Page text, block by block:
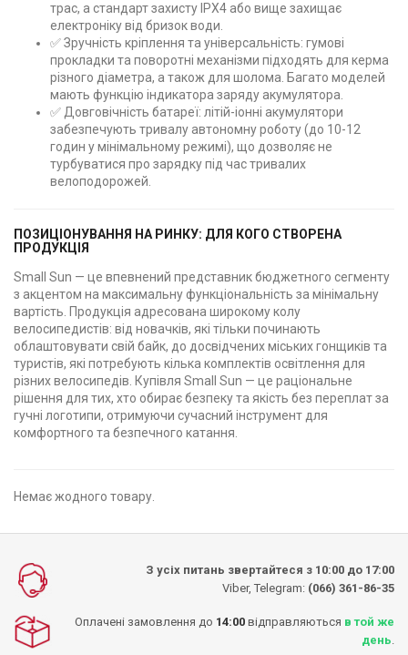
трас, а стандарт захисту IPX4 або вище захищає
електроніку від бризок води.
✅ Зручність кріплення та універсальність: гумові
прокладки та поворотні механізми підходять для керма
різного діаметра, а також для шолома. Багато моделей
мають функцію індикатора заряду акумулятора.
✅ Довговічність батареї: літій-іонні акумулятори
забезпечують тривалу автономну роботу (до 10-12
годин у мінімальному режимі), що дозволяє не
турбуватися про зарядку під час тривалих
велоподорожей.
ПОЗИЦІОНУВАННЯ НА РИНКУ: ДЛЯ КОГО СТВОРЕНА
ПРОДУКЦІЯ
Small Sun — це впевнений представник бюджетного сегменту
з акцентом на максимальну функціональність за мінімальну
вартість. Продукція адресована широкому колу
велосипедистів: від новачків, які тільки починають
облаштовувати свій байк, до досвідчених міських гонщиків та
туристів, які потребують кілька комплектів освітлення для
різних велосипедів. Купівля Small Sun — це раціональне
рішення для тих, хто обирає безпеку та якість без переплат за
гучні логотипи, отримуючи сучасний інструмент для
комфортного та безпечного катання.
Немає жодного товару.
З усіх питань звертайтеся з 10:00 до 17:00
Viber, Telegram: (066) 361-86-35
Оплачені замовлення до 14:00 відправляються в той же
день